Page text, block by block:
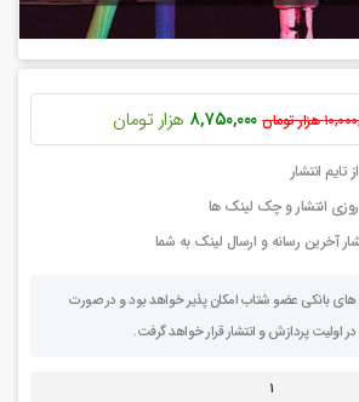
هزار تومان ۸,۷۵۰,۰۰۰ هزار تومان
انتشار
انتشار و چک لینک ها
آخرین رسانه و ارسال لینک به شما
های بانکی عضو شتاب امکان پذیر خواهد بود و در صورت
اولیت پردازش و انتشار قرار خواهد گرفت.